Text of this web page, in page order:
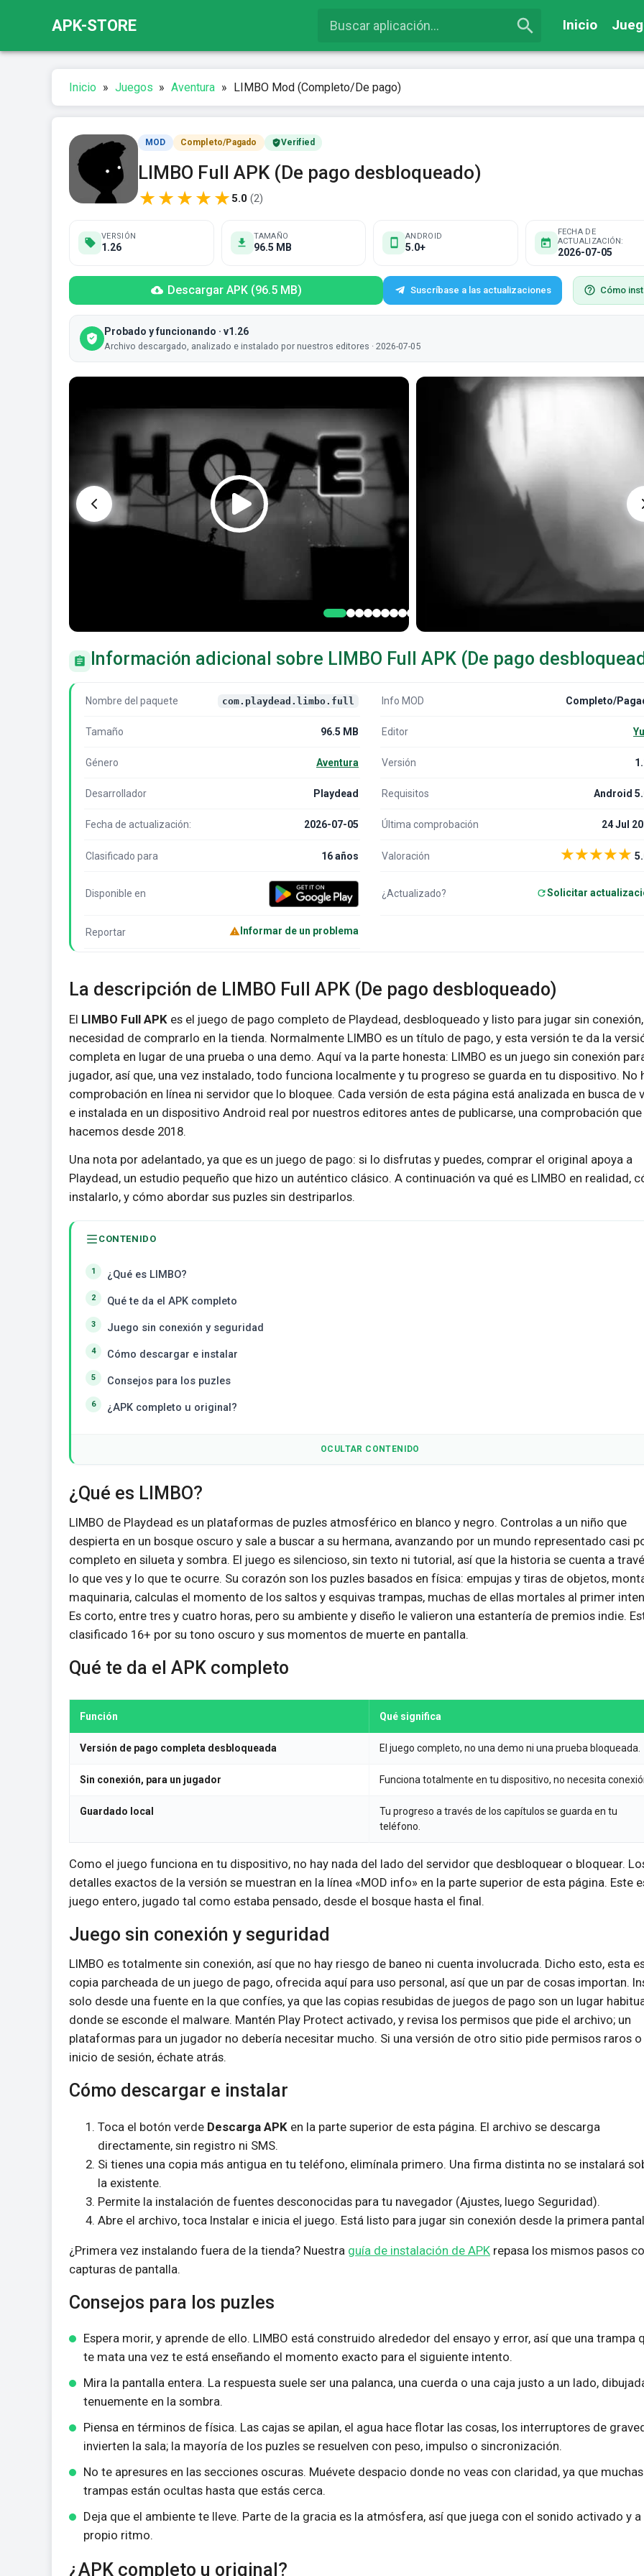
APK-STORE Inicio
Inicio » Juegos » Aventura » LIMBO Mod (Completo/De pago)
MOD Completo/Pagado Verified
LIMBO Full APK (De pago desbloqueado)
★★★★★ 5.0 (2)
VERSIÓN
1.26
TAMAÑO
96.5 MB
ANDROID
5.0+
FECHA DE
ACTUALIZACIÓN:
2026-07-05
Descargar APK (96.5 MB) Suscríbase a las actualizaciones Cómo
Probado y funcionando · v1.26
Archivo descargado, analizado e instalado por nuestros editores · 2026-07-05
Información adicional sobre LIMBO Full APK (De pago
Nombre del paquete com.playdead.limbo.full Info MOD Completo/
Tamaño 96.5 MB Editor
Género Aventura Versión
Desarrollador Playdead Requisitos Android
Fecha de actualización: 2026-07-05 Última comprobación 24 Jul
Clasificado para 16 años Valoración ★★★★★
Disponible en ¿Actualizado? Solicitar
Reportar Informar de un problema
La descripción de LIMBO Full APK (De pago desbloqueado)
El LIMBO Full APK es el juego de pago completo de Playdead, desbloqueado y listo para jugar sin
necesidad de comprarlo en la tienda. Normalmente LIMBO es un título de pago, y esta versión te da la
completa en lugar de una prueba o una demo. Aquí va la parte honesta: LIMBO es un juego sin conexión
jugador, así que, una vez instalado, todo funciona localmente y tu progreso se guarda en tu dispositivo. No
comprobación en línea ni servidor que lo bloquee. Cada versión de esta página está analizada en busca de
e instalada en un dispositivo Android real por nuestros editores antes de publicarse, una comprobación que
hacemos desde 2018.
Una nota por adelantado, ya que es un juego de pago: si lo disfrutas y puedes, comprar el original apoya a
Playdead, un estudio pequeño que hizo un auténtico clásico. A continuación va qué es LIMBO en realidad,
instalarlo, y cómo abordar sus puzles sin destriparlos.
CONTENIDO
¿Qué es LIMBO?
Qué te da el APK completo
Juego sin conexión y seguridad
Cómo descargar e instalar
Consejos para los puzles
¿APK completo u original?
OCULTAR CONTENIDO
¿Qué es LIMBO?
LIMBO de Playdead es un plataformas de puzles atmosférico en blanco y negro. Controlas a un niño que
despierta en un bosque oscuro y sale a buscar a su hermana, avanzando por un mundo representado casi
completo en silueta y sombra. El juego es silencioso, sin texto ni tutorial, así que la historia se cuenta a
lo que ves y lo que te ocurre. Su corazón son los puzles basados en física: empujas y tiras de objetos,
maquinaria, calculas el momento de los saltos y esquivas trampas, muchas de ellas mortales al primer
Es corto, entre tres y cuatro horas, pero su ambiente y diseño le valieron una estantería de premios indie.
clasificado 16+ por su tono oscuro y sus momentos de muerte en pantalla.
Qué te da el APK completo
Función Qué significa
Versión de pago completa desbloqueada El juego completo, no una demo ni una prueba bloqueada.
Sin conexión, para un jugador Funciona totalmente en tu dispositivo, no necesita
Guardado local
Tu progreso a través de los capítulos se guarda en tu
teléfono.
Como el juego funciona en tu dispositivo, no hay nada del lado del servidor que desbloquear o bloquear.
detalles exactos de la versión se muestran en la línea «MOD info» en la parte superior de esta página. Este
juego entero, jugado tal como estaba pensado, desde el bosque hasta el final.
Juego sin conexión y seguridad
LIMBO es totalmente sin conexión, así que no hay riesgo de baneo ni cuenta involucrada. Dicho esto, esta
copia parcheada de un juego de pago, ofrecida aquí para uso personal, así que un par de cosas importan.
solo desde una fuente en la que confíes, ya que las copias resubidas de juegos de pago son un lugar
donde se esconde el malware. Mantén Play Protect activado, y revisa los permisos que pide el archivo; un
plataformas para un jugador no debería necesitar mucho. Si una versión de otro sitio pide permisos raros o
inicio de sesión, échate atrás.
Cómo descargar e instalar
Toca el botón verde Descarga APK en la parte superior de esta página. El archivo se descarga
directamente, sin registro ni SMS.
Si tienes una copia más antigua en tu teléfono, elimínala primero. Una firma distinta no se instalará
la existente.
Permite la instalación de fuentes desconocidas para tu navegador (Ajustes, luego Seguridad).
Abre el archivo, toca Instalar e inicia el juego. Está listo para jugar sin conexión desde la primera
¿Primera vez instalando fuera de la tienda? Nuestra guía de instalación de APK repasa los mismos pasos
capturas de pantalla.
Consejos para los puzles
Espera morir, y aprende de ello. LIMBO está construido alrededor del ensayo y error, así que una trampa
te mata una vez te está enseñando el momento exacto para el siguiente intento.
Mira la pantalla entera. La respuesta suele ser una palanca, una cuerda o una caja justo a un lado,
tenuemente en la sombra.
Piensa en términos de física. Las cajas se apilan, el agua hace flotar las cosas, los interruptores de
invierten la sala; la mayoría de los puzles se resuelven con peso, impulso o sincronización.
No te apresures en las secciones oscuras. Muévete despacio donde no veas con claridad, ya que muchas
trampas están ocultas hasta que estás cerca.
Deja que el ambiente te lleve. Parte de la gracia es la atmósfera, así que juega con el sonido activado y a
propio ritmo.
¿APK completo u original?